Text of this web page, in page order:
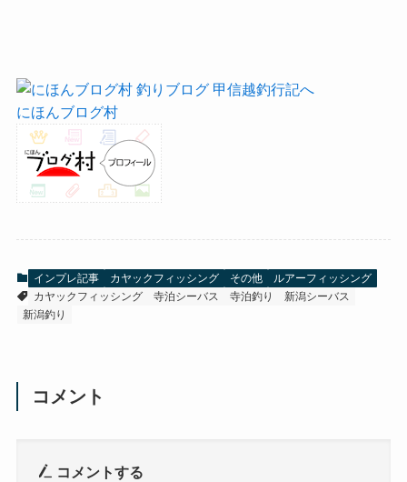
にほんブログ村
インプレ記事 カヤックフィッシング その他
ルアーフィッシング
カヤックフィッシング
寺泊シーバス 寺泊釣り
新潟シーバス
新潟釣り
コメント
コメントする